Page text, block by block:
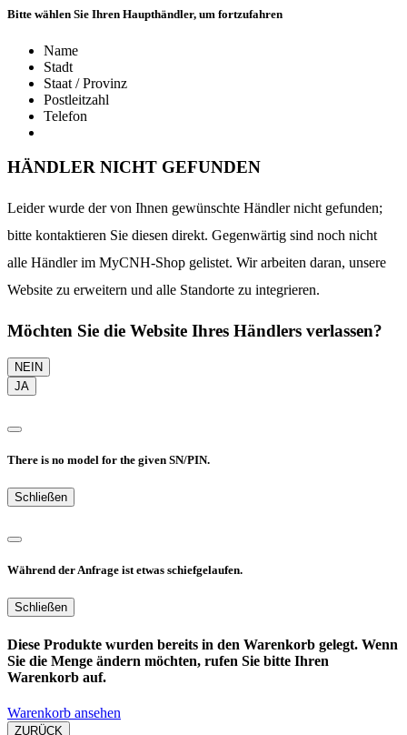
Bitte wählen Sie Ihren Haupthändler, um fortzufahren
Name
Stadt
Staat / Provinz
Postleitzahl
Telefon
HÄNDLER NICHT GEFUNDEN
Leider wurde der von Ihnen gewünschte Händler nicht gefunden;
bitte kontaktieren Sie diesen direkt. Gegenwärtig sind noch nicht
alle Händler im MyCNH-Shop gelistet. Wir arbeiten daran, unsere
Website zu erweitern und alle Standorte zu integrieren.
Möchten Sie die Website Ihres Händlers verlassen?
NEIN
JA
There is no model for the given SN/PIN.
Schließen
Während der Anfrage ist etwas schiefgelaufen.
Schließen
Diese Produkte wurden bereits in den Warenkorb gelegt. Wenn
Sie die Menge ändern möchten, rufen Sie bitte Ihren
Warenkorb auf.
Warenkorb ansehen
ZURÜCK